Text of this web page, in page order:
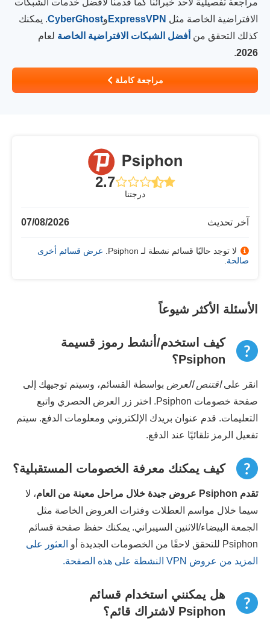
مراجعة تفصيلية لأحد خبرائنا كما قدمنا لأفضل خدمات الشبكات
الافتراضية الخاصة مثل ExpressVPN وCyberGhost. يمكنك
كذلك التحقق من أفضل الشبكات الافتراضية الخاصة لعام
2026
.
مراجعة كاملة
2.7
درجتنا
آخر تحديث 07/08/2026
لا توجد حاليًا قسائم نشطة لـ Psiphon.
عرض قسائم أخرى
صالحة
الأسئلة الأكثر شيوعاً
كيف استخدم/أنشط رموز قسيمة
Psiphon؟
انقر علىاقتنص العرض بواسطة القسائم، وسيتم توجيهك إلى
صفحة خصومات Psiphon. اختر زر العرض الحصري واتبع
التعليمات. قدم عنوان بريدك الإلكتروني ومعلومات الدفع. سيتم
تفعيل الرمز تلقائيًا عند الدفع.
كيف يمكنك معرفة الخصومات المستقبلية؟
تقدم Psiphon عروض جيدة خلال مراحل معينة من العام
، لا
سيما خلال مواسم العطلات وفترات العروض الخاصة مثل
الجمعة البيضاء/الاثنين السيبراني. يمكنك حفظ صفحة قسائم
Psiphon للتحقق لاحقًا من الخصومات الجديدة أو
العثور على
المزيد من عروض VPN النشطة على هذه الصفحة.
هل يمكنني استخدام قسائم
Psiphon لاشتراك قائم؟